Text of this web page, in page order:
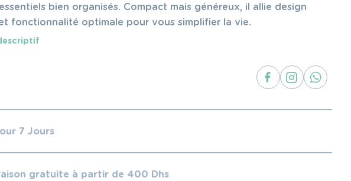
bien organisés. Compact mais généreux, il allie design
fonctionnalité optimale pour vous simplifier la vie.
7 Jours
gratuite à partir de 400 Dhs